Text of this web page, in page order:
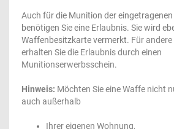
Auch für die Munition der
benötigen Sie eine Erlaubnis. Sie wird
Waffenbesitzkarte vermerkt. Für
erhalten Sie die Erlaubnis durch einen
Munitionserwerbsschein.
Hinweis: Möchten Sie eine Waffe nicht
auch außerhalb
Ihrer eigenen Wohnung,